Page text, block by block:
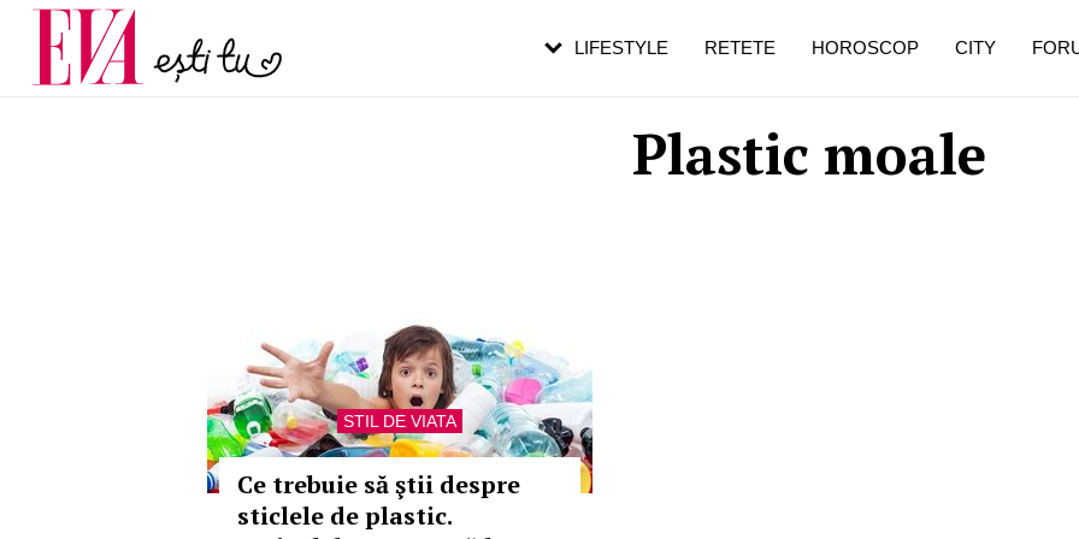
Plastic moale
STIL DE VIATA
Ce trebuie să ştii despre
sticlele de plastic.
LIFESTYLE RETETE HOROSCOP CITY
Carieră
Actualitate
pe măsură ce înaintezi în vârstă
de dureroasă este investigația